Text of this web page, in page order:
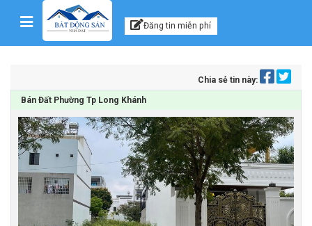
Skip to content Kênh thông tin, tư vấn
Đăng tin miễn phí
Chia sẻ tin này:
Bán Đất Phường Tp Long Khánh